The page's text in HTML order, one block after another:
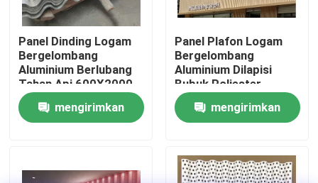
Hubungi kami
Berita
Permintaan Penawaran
Panel Dinding Logam
Bergelombang
Aluminium Berlubang
Tahan Api 600X2000
mengirimkan
Panel Plafon Logam
Bergelombang
Aluminium Dilapisi
Bubuk Poliester
mengirimkan